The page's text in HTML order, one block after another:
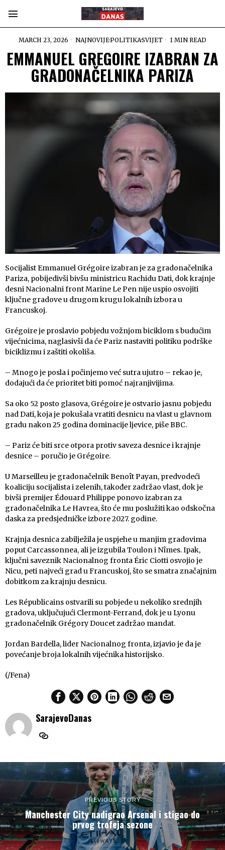
MARCH 23, 2026 NAJNOVIJE·POLITIKA·SVIJET 1 MIN READ
EMMANUEL GREGOIRE IZABRAN ZA
GRADONAČELNIKA PARIZA
Socijalist Emmanuel Grégoire izabran je za gradonačelnika
Pariza, pobijedivši bivšu ministricu Rachidu Dati, dok krajnje
desni Nacionalni front Marine Le Pen nije uspio osvojiti
ključne gradove u drugom krugu lokalnih izbora u
Francuskoj.
Grégoire je proslavio pobjedu vožnjom biciklom s budućim
vijećnicima, naglasivši da će Pariz nastaviti politiku podrške
biciklizmu i zaštiti okoliša.
– Mnogo je posla i počinjemo već sutra ujutro – rekao je,
dodajući da će prioritet biti pomoć najranjivijima.
Sa oko 52 posto glasova, Grégoire je ostvario jasnu pobjedu
nad Dati, koja je pokušala vratiti desnicu na vlast u glavnom
gradu nakon 25 godina dominacije ljevice, piše BBC.
– Pariz će biti srce otpora protiv saveza desnice i krajnje
desnice – poručio je Grégoire.
U Marseilleu je gradonačelnik Benoît Payan, predvodeći
koaliciju socijalista i zelenih, također zadržao vlast, dok je
bivši premijer Édouard Philippe ponovo izabran za
gradonačelnika Le Havrea, što će mu poslužiti kao odskočna
daska za predsjedničke izbore 2027. godine.
Krajnja desnica zabilježila je uspjehe u manjim gradovima
poput Carcassonnea, ali je izgubila Toulon i Nîmes. Ipak,
ključni saveznik Nacionalnog fronta Éric Ciotti osvojio je
Nicu, peti najveći grad u Francuskoj, što se smatra značajnim
dobitkom za krajnju desnicu.
Les Républicains ostvarili su pobjede u nekoliko srednjih
gradova, uključujući Clermont-Ferrand, dok je u Lyonu
gradonačelnik Grégory Doucet zadržao mandat.
Jordan Bardella, lider Nacionalnog fronta, izjavio je da je
povećanje broja lokalnih vijećnika historijsko.
(/Fena)
SarajevoDanas
PREVIOUS STORY
Manchester City nadigrao Arsenal i stigao do
prvog trofeja sezone